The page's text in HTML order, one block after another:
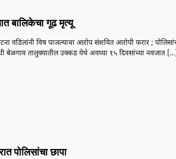
बालिकेचा गूढ मृत्यू
वडिलांनी विष पाजल्याचा आरोप संशयित आरोपी फरार ;
बेळगाव तालुक्यातील उक्कड येथे अवघ्या १५ दिवसांच्या नवजात
पोलिसांचा छापा